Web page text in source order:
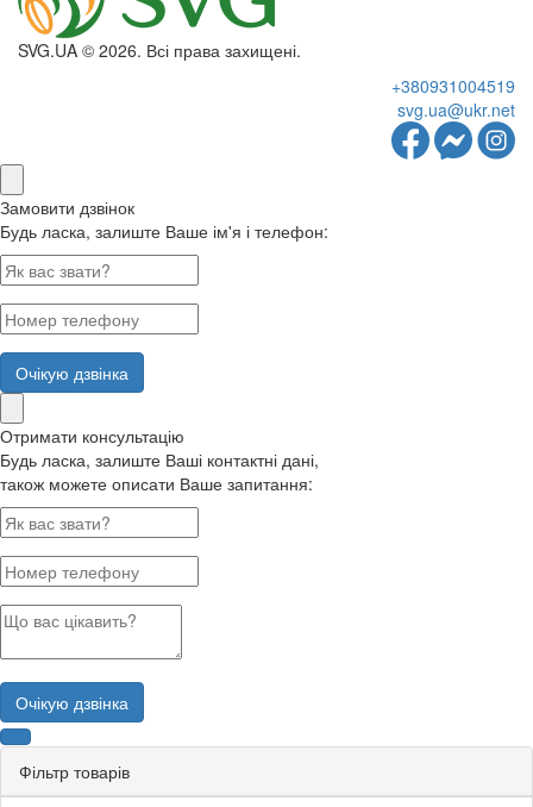
SVG.UA © 2026. Всі права захищені.
+380931004519
svg.ua@ukr.net
Замовити дзвінок
Будь ласка, залиште Ваше ім'я і телефон:
Очікую дзвінка
Отримати консультацію
Будь ласка, залиште Ваші контактні дані,
також можете описати Ваше запитання:
Очікую дзвінка
Фільтр товарів